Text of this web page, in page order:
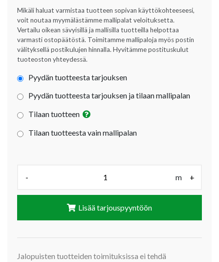
Mikäli haluat varmistaa tuotteen sopivan käyttökohteeseesi,
voit noutaa myymälästämme mallipalat veloituksetta.
Vertailu oikean sävyisillä ja mallisilla tuotteilla helpottaa
varmasti ostopäätöstä. Toimitamme mallipaloja myös postin
välityksellä postikulujen hinnalla. Hyvitämme postituskulut
tuoteoston yhteydessä.
Pyydän tuotteesta tarjouksen
Pyydän tuotteesta tarjouksen ja tilaan mallipalan
Tilaan tuotteen
Tilaan tuotteesta vain mallipalan
- m +
Lisää tarjouspyyntöön
Jalopuisten tuotteiden toimituksissa ei tehdä